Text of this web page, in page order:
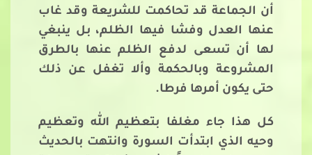
أن الجماعة قد تحاكمت للشريعة وقد غاب
عنها العدل وفشا فيها الظلم، بل ينبغي
لها أن تسعى لدفع الظلم عنها بالطرق
المشروعة وبالحكمة وألا تغفل عن ذلك
حتى يكون أمرها فرطا.
كل هذا جاء مغلفا بتعظيم الله وتعظيم
وحيه الذي ابتدأت السورة وانتهت بالحديث